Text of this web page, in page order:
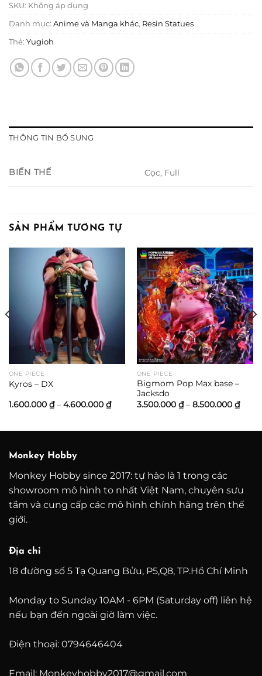
SKU: Không áp dụng
Danh mục: Anime và Manga khác, Resin Statues
Thẻ: Yugioh
THÔNG TIN BỔ SUNG
BIẾN THẾ Cọc, Full
SẢN PHẨM TƯƠNG TỰ
ONE PIECE
Kyros – DX
1.600.000 ₫ – 4.600.000 ₫Khoảng
giá:
ONE PIECE
Bigmom Pop Max base –
Jacksdo
3.500.000 ₫ – 8.500.000 ₫
giá:
₫
₫
Monkey Hobby
Monkey Hobby since 2017: tự hào là 1 trong các
showroom mô hình to nhất Việt Nam, chuyên sưu
tầm và cung cấp các mô hình chính hãng trên thế
giới.
Địa chỉ
18 đường số 5 Tạ Quang Bửu, P5,Q8, TP.Hồ Chí Minh
Monday to Sunday 10AM - 6PM (Saturday off) liên hệ
nếu bạn đến ngoài giờ làm việc.
Điện thoại: 0794646404
Email: Monkeyhobby2017@gmail.com